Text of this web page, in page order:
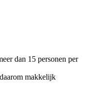
dan 15 personen per
makkelijk